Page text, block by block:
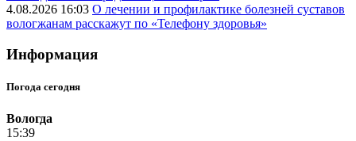
4.08.2026 16:03 О лечении и профилактике болезней суставов
вологжанам расскажут по «Телефону здоровья»
Информация
Погода сегодня
Вологда
15:39